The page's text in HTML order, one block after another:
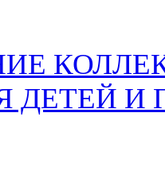
ДЕТЕЙ И